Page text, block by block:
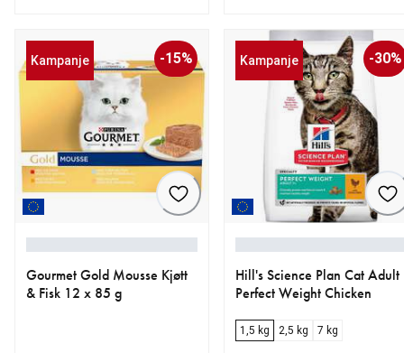
Kampanje -15%
Gourmet Gold Mousse Kjøtt
& Fisk 12 x 85 g
Kampanje -30%
Hill's Science Plan Cat Adult
Perfect Weight Chicken
1,5 kg 2,5 kg 7 kg